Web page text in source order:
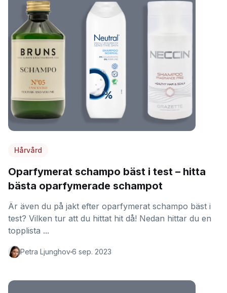
Hårvård
Oparfymerat schampo bäst i test – hitta
bästa oparfymerade schampot
Är även du på jakt efter oparfymerat schampo bäst i
test? Vilken tur att du hittat hit då! Nedan hittar du en
topplista ...
Petra Ljunghov6 sep. 2023